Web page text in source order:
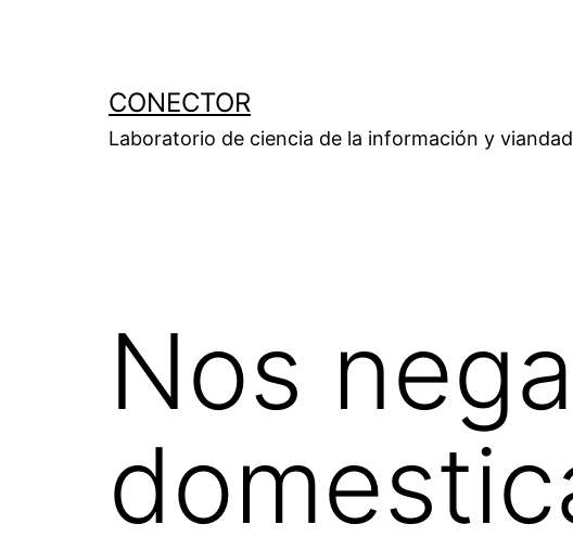
CONECTOR
Laboratorio de ciencia de la información y
Nos